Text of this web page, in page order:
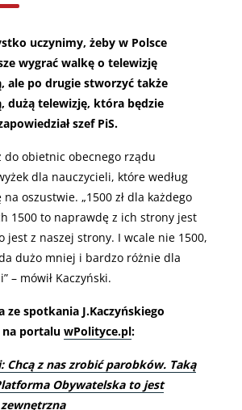
uczynimy, żeby w Polsce
wygrać walkę o telewizję
ale po drugie stworzyć także
dużą telewizję, która będzie
szef PiS.
do obietnic obecnego rządu
dla nauczycieli, które według
na oszustwie. „1500 zł dla każdego
1500 to naprawdę z ich strony jest
jest z naszej strony. I wcale nie 1500,
dużo mniej i bardzo różnie dla
– mówił Kaczyński.
ze spotkania J.Kaczyńskiego
portalu wPolityce.pl:
Chcą z nas zrobić parobków. Taką
Obywatelska to jest